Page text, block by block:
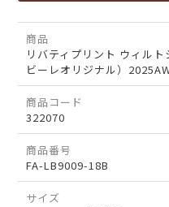
商品
リバティプリント ウィル
ビーレオリジナル）
商品コード
322070
商品番号
FA-LB9009-18B
サイズ